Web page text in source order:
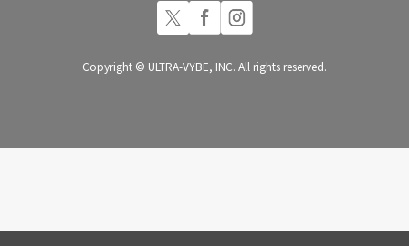
Copyright © ULTRA-VYBE, INC. All rights reserved.